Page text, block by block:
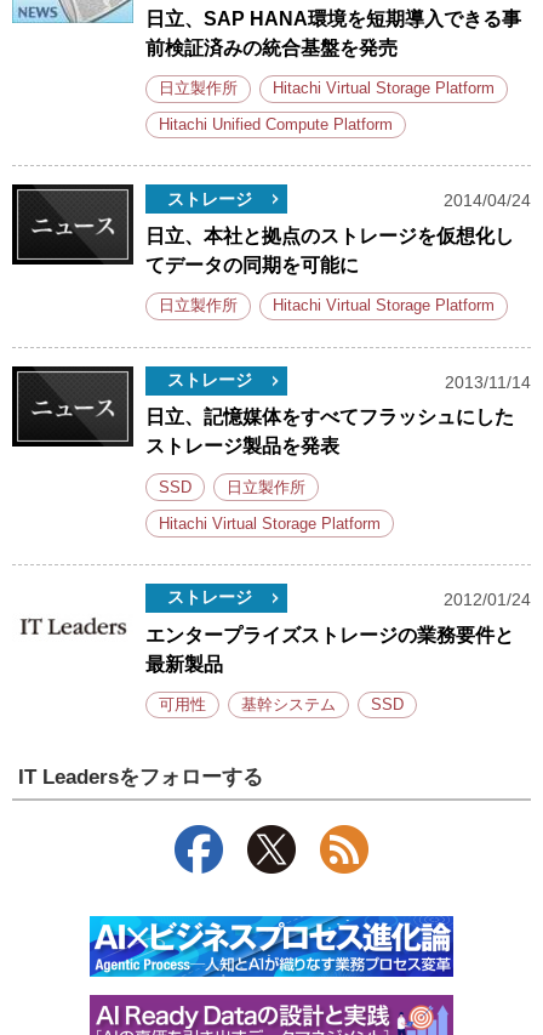
日立、SAP HANA環境を短期導入できる事
前検証済みの統合基盤を発売
日立製作所 Hitachi Virtual Storage Platform
Hitachi Unified Compute Platform
ストレージ 2014/04/24
日立、本社と拠点のストレージを仮想化し
てデータの同期を可能に
日立製作所 Hitachi Virtual Storage Platform
ストレージ 2013/11/14
日立、記憶媒体をすべてフラッシュにした
ストレージ製品を発表
SSD 日立製作所
Hitachi Virtual Storage Platform
ストレージ 2012/01/24
エンタープライズストレージの業務要件と
最新製品
可用性 基幹システム SSD
IT Leadersをフォローする